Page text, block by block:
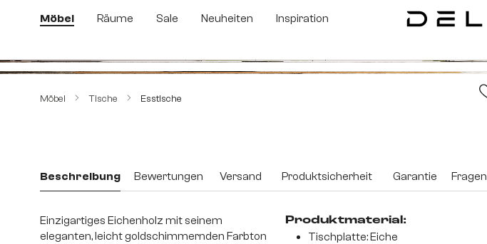
Hauptinhalt springen
Zur Suche springen
Zur Hauptnavigation springen
Möbel Räume Sale Neuheiten Inspiration
Möbel Tische Esstische
Beschreibung Bewertungen Versand Produktsicherheit Garantie Fragen
Einzigartiges Eichenholz mit seinem
eleganten, leicht goldschimmernden Farbton
Produktmaterial:
Tischplatte: Eiche